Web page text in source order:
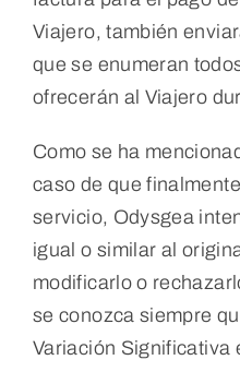
Viajero, también
que se enumeran
ofrecerán al Viajero
Como se ha
caso de que
servicio, Odysgea
igual o similar al
modificarlo o
se conozca siempre
Variación Significativa